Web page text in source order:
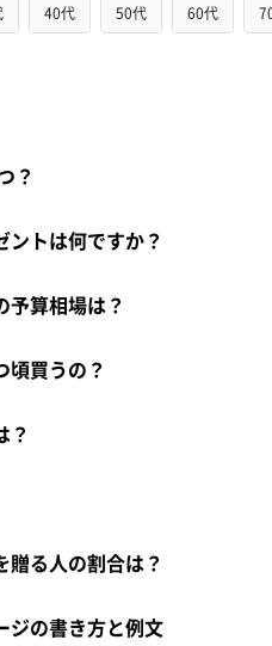
40代 50代 60代
？
トは何ですか？
予算相場は？
頃買うの？
？
る人の割合は？
ジの書き方と例文